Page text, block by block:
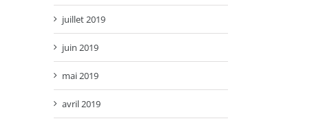
juillet 2019
juin 2019
mai 2019
avril 2019